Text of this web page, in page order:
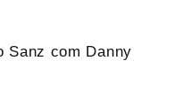
Sanz com Danny